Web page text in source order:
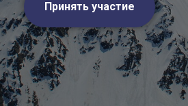
Принять участие